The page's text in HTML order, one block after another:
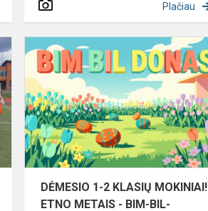
Plačiau
Sveikatingumo
savaitė
–
aktyvumo,
džiaugsmo
bendrystės
DĖMESIO 1-2 KLASIŲ MOKINIAI!
ETNO METAIS - BIM-BIL-